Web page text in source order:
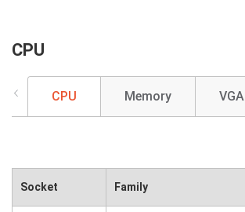
CPU
CPU Memory VGA
Socket Family